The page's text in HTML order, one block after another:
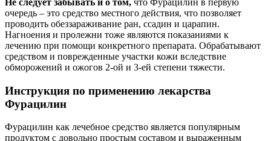
Не следует забывать и о том, что Фурацилин в первую
очередь – это средство местного действия, что позволяет
проводить обеззараживание ран, ссадин и царапин.
Нагноения и пролежни тоже являются показаниями к
лечению при помощи конкретного препарата. Обрабатывают
средством и поврежденные участки кожи вследствие
обморожений и ожогов 2-ой и 3-ей степени тяжести.
Инструкция по применению лекарства
Фурацилин
Фурацилин как лечебное средство является популярным
продуктом с довольно простым составом и выраженным